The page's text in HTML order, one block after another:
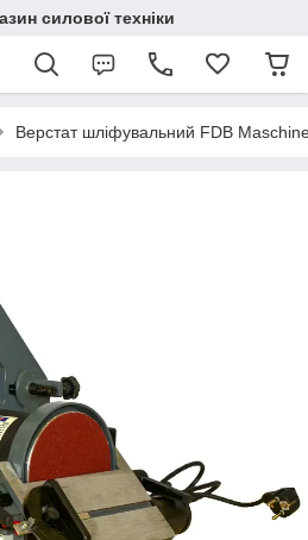
силової техніки
Верстат шліфувальний FDB